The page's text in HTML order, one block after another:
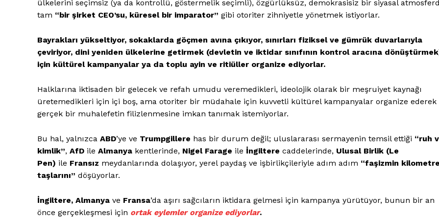
ülkelerini seçimsiz (ya da kontrollü, göstermelik seçimli), özgürlüksüz, demokrasisiz bir siyasal
tam “bir şirket CEO’su, küresel bir imparator” gibi otoriter zihniyetle yönetmek istiyorlar.
Bayrakları yükseltiyor, sokaklarda göçmen avına çıkıyor, sınırları fiziksel ve gümrük duvarlarıyla
çeviriyor, dini yeniden ülkelerine getirmek (devletin ve iktidar sınıfının kontrol aracına
için kültürel kampanyalar ya da toplu ayin ve ritiüller organize ediyorlar.
Halklarına iktisaden bir gelecek ve refah umudu veremedikleri, ideolojik olarak bir meşruiyet kaynağı
üretemedikleri için içi boş, ama otoriter bir müdahale için kuvvetli kültürel kampanyalar organize ederek
gerçek bir muhalefetin filizlenmesine imkan tanımak istemiyorlar.
Bu hal, yalnızca ABD’ye ve Trumpgillere has bir durum değil; uluslararası sermayenin temsil ettiği “ruh
kimlik”, AfD ile Almanya kentlerinde, Nigel Farage ile İngiltere caddelerinde, Ulusal Birlik (Le
Pen) ile Fransız meydanlarında dolaşıyor, yerel paydaş ve işbirlikçileriyle adım adım “faşizmin kilometre
taşlarını” döşüyorlar.
İngiltere, Almanya ve Fransa’da aşırı sağcıların iktidara gelmesi için kampanya yürütüyor, bunun bir an
önce gerçekleşmesi için ortak eylemler organize ediyorlar.